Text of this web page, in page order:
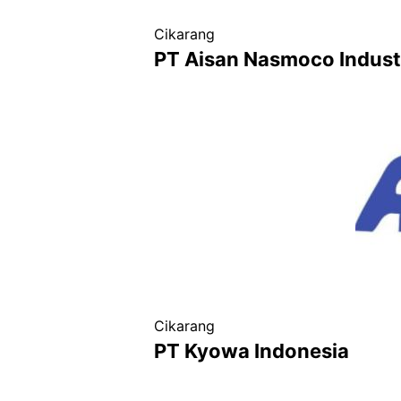
Cikarang
PT Aisan Nasmoco
Cikarang
PT Kyowa Indonesia